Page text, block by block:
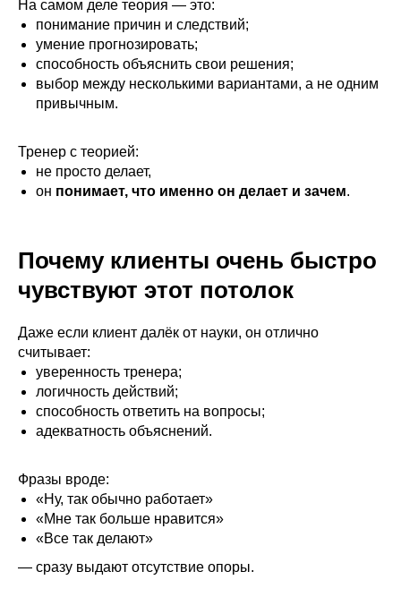
На самом деле теория — это:
понимание причин и следствий;
умение прогнозировать;
способность объяснить свои решения;
выбор между несколькими вариантами, а не одним
привычным.
Тренер с теорией:
не просто делает,
он понимает, что именно он делает и зачем.
Почему клиенты очень быстро
чувствуют этот потолок
Даже если клиент далёк от науки, он отлично
считывает:
уверенность тренера;
логичность действий;
способность ответить на вопросы;
адекватность объяснений.
Фразы вроде:
«Ну, так обычно работает»
«Мне так больше нравится»
«Все так делают»
— сразу выдают отсутствие опоры.